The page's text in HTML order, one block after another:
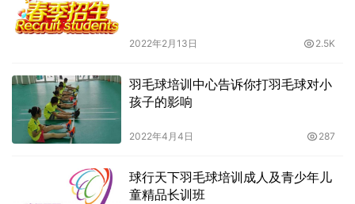
2022年2月13日 2.5K
羽毛球培训中心告诉你打羽毛球对小
孩子的影响
2022年4月4日 287
球行天下羽毛球培训成人及青少年儿
童精品长训班